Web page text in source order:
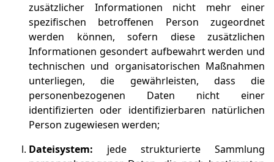
zusätzlicher Informationen nicht mehr einer
spezifischen betroffenen Person zugeordnet
werden können, sofern diese zusätzlichen
Informationen gesondert aufbewahrt werden und
technischen und organisatorischen Maßnahmen
unterliegen, die gewährleisten, dass die
personenbezogenen Daten nicht einer
identifizierten oder identifizierbaren natürlichen
Person zugewiesen werden;
Dateisystem: jede strukturierte Sammlung